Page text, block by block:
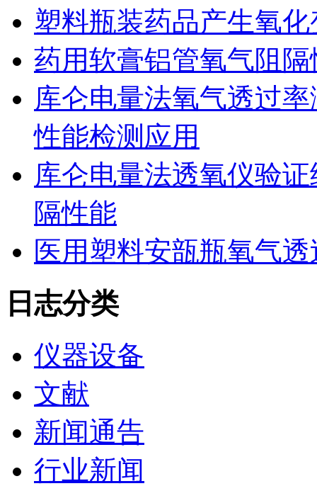
塑料瓶装药品产生氧
药用软膏铝管氧气阻
库仑电量法氧气透过
性能检测应用
库仑电量法透氧仪验
隔性能
医用塑料安瓿瓶氧气
日志分类
仪器设备
文献
新闻通告
行业新闻